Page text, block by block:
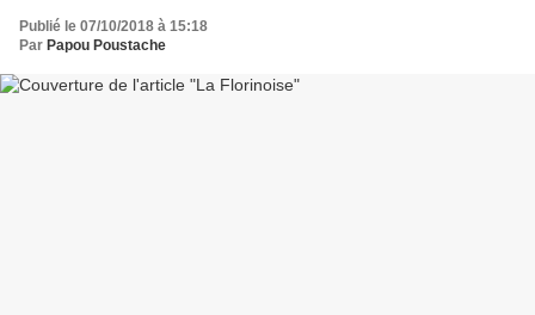
Publié le 07/10/2018 à 15:18
Par Papou Poustache